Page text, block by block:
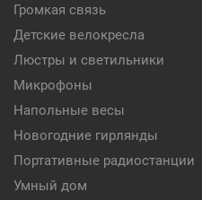
Громкая связь
Детские велокресла
Люстры и светильники
Микрофоны
Напольные весы
Новогодние гирлянды
Портативные радиостанции
Умный дом